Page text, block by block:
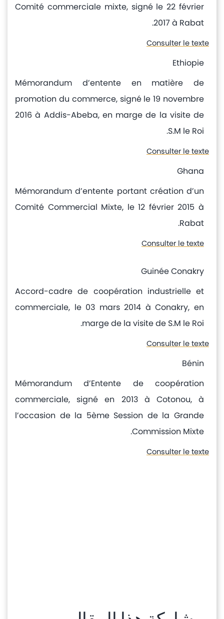
Comité commerciale mixte, signé le 22 février
2017 à Rabat.
Consulter le texte
Ethiopie
Mémorandum d’entente en matière de
promotion du commerce, signé le 19 novembre
2016 à Addis-Abeba, en marge de la visite de
S.M le Roi.
Consulter le texte
Ghana
Mémorandum d’entente portant création d’un
Comité Commercial Mixte, le 12 février 2015 à
Rabat.
Consulter le texte
Guinée Conakry
Accord-cadre de coopération industrielle et
commerciale, le 03 mars 2014 à Conakry, en
marge de la visite de S.M le Roi.
Consulter le texte
Bénin
Mémorandum d’Entente de coopération
commerciale, signé en 2013 à Cotonou, à
l’occasion de la 5ème Session de la Grande
Commission Mixte.
Consulter le texte